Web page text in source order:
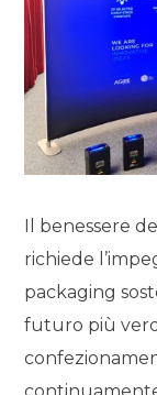
Il benessere
richiede
packaging
futuro più